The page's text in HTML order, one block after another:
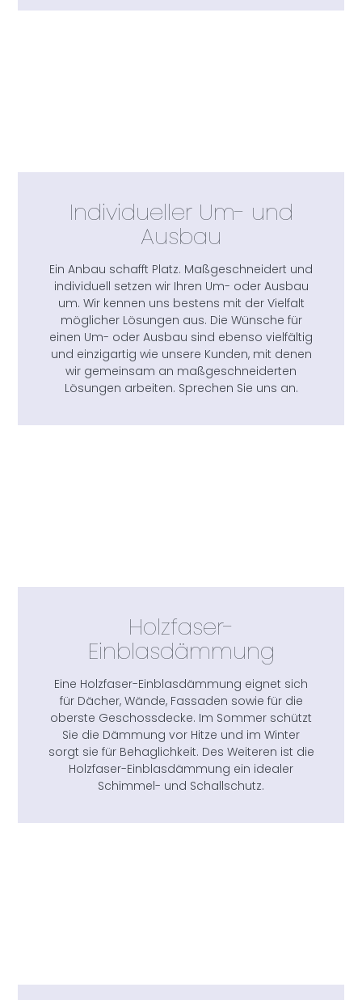
Individueller Um- und
Ausbau
Ein Anbau schafft Platz. Maßgeschneidert und
individuell setzen wir Ihren Um- oder Ausbau
um. Wir kennen uns bestens mit der Vielfalt
möglicher Lösungen aus. Die Wünsche für
einen Um- oder Ausbau sind ebenso vielfältig
und einzigartig wie unsere Kunden, mit denen
wir gemeinsam an maßgeschneiderten
Lösungen arbeiten. Sprechen Sie uns an.
Holzfaser-
Einblasdämmung
Eine Holzfaser-Einblasdämmung eignet sich
für Dächer, Wände, Fassaden sowie für die
oberste Geschossdecke. Im Sommer schützt
Sie die Dämmung vor Hitze und im Winter
sorgt sie für Behaglichkeit. Des Weiteren ist die
Holzfaser-Einblasdämmung ein idealer
Schimmel- und Schallschutz.